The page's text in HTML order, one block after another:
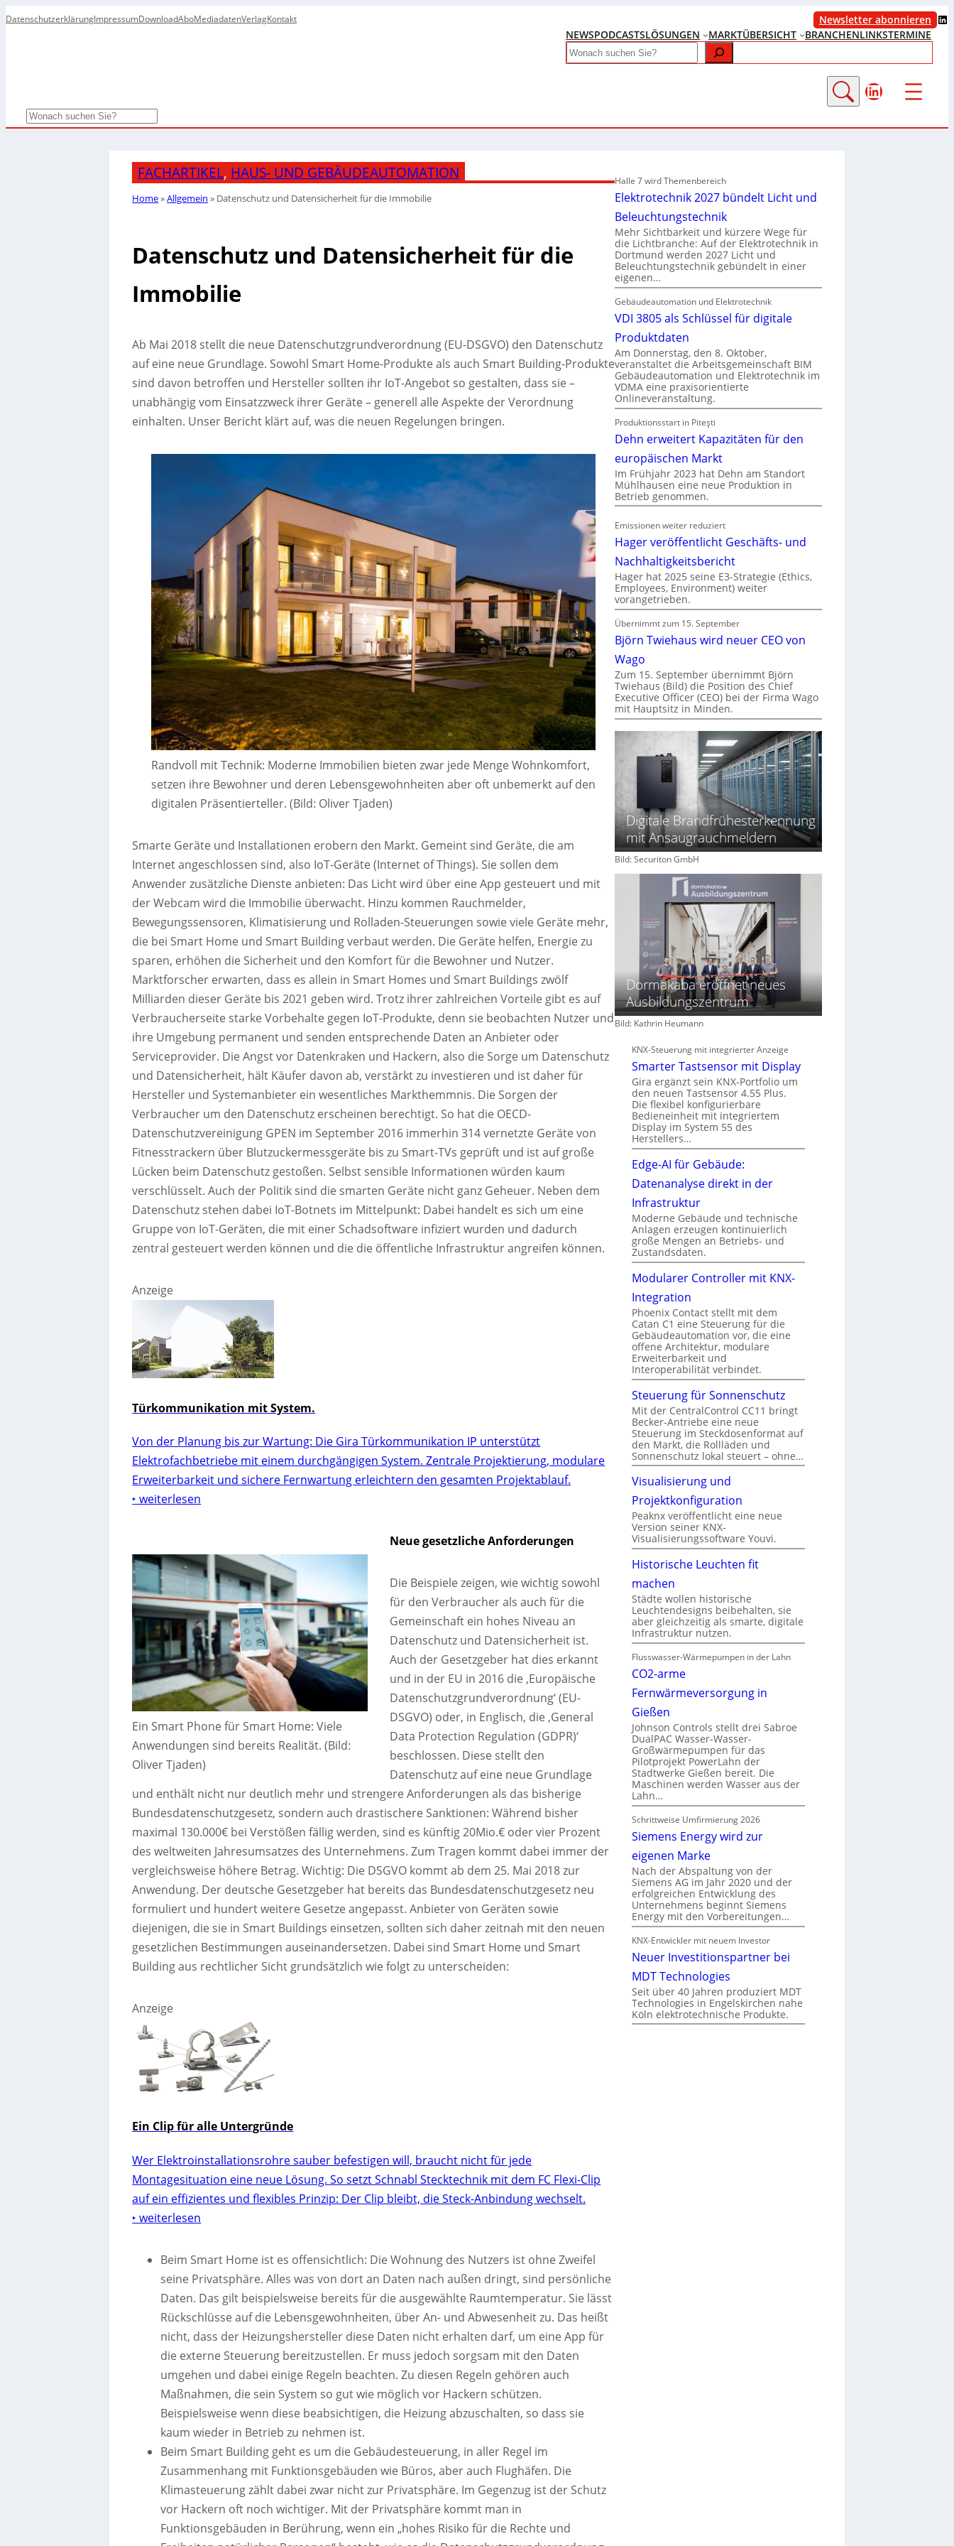
DatenschutzerklärungImpressumDownloadAboMediadatenVerlagKontakt Newsletter abonnieren LinkedIn
NEWSPODCASTSLÖSUNGEN MARKTÜBERSICHT BRANCHENLINKSTERMINE
Search
LinkedIn
Search
FACHARTIKEL, HAUS- UND GEBÄUDEAUTOMATION
Home»Allgemein » Datenschutz und Datensicherheit für die Immobilie
Datenschutz und Datensicherheit für die
Immobilie
Ab Mai 2018 stellt die neue Datenschutzgrundverordnung (EU-DSGVO) den Datenschutz
auf eine neue Grundlage. Sowohl Smart Home-Produkte als auch Smart Building-Produkte
sind davon betroffen und Hersteller sollten ihr IoT-Angebot so gestalten, dass sie –
unabhängig vom Einsatzzweck ihrer Geräte – generell alle Aspekte der Verordnung
einhalten. Unser Bericht klärt auf, was die neuen Regelungen bringen.
Randvoll mit Technik: Moderne Immobilien bieten zwar jede Menge Wohnkomfort,
setzen ihre Bewohner und deren Lebensgewohnheiten aber oft unbemerkt auf den
digitalen Präsentierteller. (Bild: Oliver Tjaden)
Smarte Geräte und Installationen erobern den Markt. Gemeint sind Geräte, die am
Internet angeschlossen sind, also IoT-Geräte (Internet of Things). Sie sollen dem
Anwender zusätzliche Dienste anbieten: Das Licht wird über eine App gesteuert und mit
der Webcam wird die Immobilie überwacht. Hinzu kommen Rauchmelder,
Bewegungssensoren, Klimatisierung und Rolladen-Steuerungen sowie viele Geräte mehr,
die bei Smart Home und Smart Building verbaut werden. Die Geräte helfen, Energie zu
sparen, erhöhen die Sicherheit und den Komfort für die Bewohner und Nutzer.
Marktforscher erwarten, dass es allein in Smart Homes und Smart Buildings zwölf
Milliarden dieser Geräte bis 2021 geben wird. Trotz ihrer zahlreichen Vorteile gibt es auf
Verbraucherseite starke Vorbehalte gegen IoT-Produkte, denn sie beobachten Nutzer und
ihre Umgebung permanent und senden entsprechende Daten an Anbieter oder
Serviceprovider. Die Angst vor Datenkraken und Hackern, also die Sorge um Datenschutz
und Datensicherheit, hält Käufer davon ab, verstärkt zu investieren und ist daher für
Hersteller und Systemanbieter ein wesentliches Markthemmnis. Die Sorgen der
Verbraucher um den Datenschutz erscheinen berechtigt. So hat die OECD-
Datenschutzvereinigung GPEN im September 2016 immerhin 314 vernetzte Geräte von
Fitnesstrackern über Blutzuckermessgeräte bis zu Smart-TVs geprüft und ist auf große
Lücken beim Datenschutz gestoßen. Selbst sensible Informationen würden kaum
verschlüsselt. Auch der Politik sind die smarten Geräte nicht ganz Geheuer. Neben dem
Datenschutz stehen dabei IoT-Botnets im Mittelpunkt: Dabei handelt es sich um eine
Gruppe von IoT-Geräten, die mit einer Schadsoftware infiziert wurden und dadurch
zentral gesteuert werden können und die die öffentliche Infrastruktur angreifen können.
Anzeige
Türkommunikation mit System.
Von der Planung bis zur Wartung: Die Gira Türkommunikation IP unterstützt
Elektrofachbetriebe mit einem durchgängigen System. Zentrale Projektierung, modulare
Erweiterbarkeit und sichere Fernwartung erleichtern den gesamten Projektablauf.
‣ weiterlesen
Ein Smart Phone für Smart Home: Viele
Anwendungen sind bereits Realität. (Bild:
Oliver Tjaden)
Neue gesetzliche Anforderungen
Die Beispiele zeigen, wie wichtig sowohl
für den Verbraucher als auch für die
Gemeinschaft ein hohes Niveau an
Datenschutz und Datensicherheit ist.
Auch der Gesetzgeber hat dies erkannt
und in der EU in 2016 die ‚Europäische
Datenschutzgrundverordnung‘ (EU-
DSGVO) oder, in Englisch, die ‚General
Data Protection Regulation (GDPR)‘
beschlossen. Diese stellt den
Datenschutz auf eine neue Grundlage
und enthält nicht nur deutlich mehr und strengere Anforderungen als das bisherige
Bundesdatenschutzgesetz, sondern auch drastischere Sanktionen: Während bisher
maximal 130.000€ bei Verstößen fällig werden, sind es künftig 20Mio.€ oder vier Prozent
des weltweiten Jahresumsatzes des Unternehmens. Zum Tragen kommt dabei immer der
vergleichsweise höhere Betrag. Wichtig: Die DSGVO kommt ab dem 25. Mai 2018 zur
Anwendung. Der deutsche Gesetzgeber hat bereits das Bundesdatenschutzgesetz neu
formuliert und hundert weitere Gesetze angepasst. Anbieter von Geräten sowie
diejenigen, die sie in Smart Buildings einsetzen, sollten sich daher zeitnah mit den neuen
gesetzlichen Bestimmungen auseinandersetzen. Dabei sind Smart Home und Smart
Building aus rechtlicher Sicht grundsätzlich wie folgt zu unterscheiden:
Anzeige
Ein Clip für alle Untergründe
Wer Elektroinstallationsrohre sauber befestigen will, braucht nicht für jede
Montagesituation eine neue Lösung. So setzt Schnabl Stecktechnik mit dem FC Flexi-Clip
auf ein effizientes und flexibles Prinzip: Der Clip bleibt, die Steck-Anbindung wechselt.
‣ weiterlesen
Beim Smart Home ist es offensichtlich: Die Wohnung des Nutzers ist ohne Zweifel
seine Privatsphäre. Alles was von dort an Daten nach außen dringt, sind persönliche
Daten. Das gilt beispielsweise bereits für die ausgewählte Raumtemperatur. Sie lässt
Rückschlüsse auf die Lebensgewohnheiten, über An- und Abwesenheit zu. Das heißt
nicht, dass der Heizungshersteller diese Daten nicht erhalten darf, um eine App für
die externe Steuerung bereitzustellen. Er muss jedoch sorgsam mit den Daten
umgehen und dabei einige Regeln beachten. Zu diesen Regeln gehören auch
Maßnahmen, die sein System so gut wie möglich vor Hackern schützen.
Beispielsweise wenn diese beabsichtigen, die Heizung abzuschalten, so dass sie
kaum wieder in Betrieb zu nehmen ist.
Beim Smart Building geht es um die Gebäudesteuerung, in aller Regel im
Zusammenhang mit Funktionsgebäuden wie Büros, aber auch Flughäfen. Die
Klimasteuerung zählt dabei zwar nicht zur Privatsphäre. Im Gegenzug ist der Schutz
vor Hackern oft noch wichtiger. Mit der Privatsphäre kommt man in
Funktionsgebäuden in Berührung, wenn ein „hohes Risiko für die Rechte und
Halle 7 wird Themenbereich
Elektrotechnik 2027 bündelt Licht und
Beleuchtungstechnik
Mehr Sichtbarkeit und kürzere Wege für
die Lichtbranche: Auf der Elektrotechnik in
Dortmund werden 2027 Licht und
Beleuchtungstechnik gebündelt in einer
eigenen…
Gebäudeautomation und Elektrotechnik
VDI 3805 als Schlüssel für digitale
Produktdaten
Am Donnerstag, den 8. Oktober,
veranstaltet die Arbeitsgemeinschaft BIM
Gebäudeautomation und Elektrotechnik im
VDMA eine praxisorientierte
Onlineveranstaltung.
Produktionsstart in Piteşti
Dehn erweitert Kapazitäten für den
europäischen Markt
Im Frühjahr 2023 hat Dehn am Standort
Mühlhausen eine neue Produktion in
Betrieb genommen.
Emissionen weiter reduziert
Hager veröffentlicht Geschäfts- und
Nachhaltigkeitsbericht
Hager hat 2025 seine E3-Strategie (Ethics,
Employees, Environment) weiter
vorangetrieben.
Übernimmt zum 15. September
Björn Twiehaus wird neuer CEO von
Wago
Zum 15. September übernimmt Björn
Twiehaus (Bild) die Position des Chief
Executive Officer (CEO) bei der Firma Wago
mit Hauptsitz in Minden.
Digitale Brandfrühesterkennung
mit Ansaugrauchmeldern
Bild: Securiton GmbH
Dormakaba eröffnet neues
Ausbildungszentrum
Bild: Kathrin Heumann
KNX-Steuerung mit integrierter Anzeige
Smarter Tastsensor mit Display
Gira ergänzt sein KNX-Portfolio um
den neuen Tastsensor 4.55 Plus.
Die flexibel konfigurierbare
Bedieneinheit mit integriertem
Display im System 55 des
Herstellers…
Edge-AI für Gebäude:
Datenanalyse direkt in der
Infrastruktur
Moderne Gebäude und technische
Anlagen erzeugen kontinuierlich
große Mengen an Betriebs- und
Zustandsdaten.
Modularer Controller mit KNX-
Integration
Phoenix Contact stellt mit dem
Catan C1 eine Steuerung für die
Gebäudeautomation vor, die eine
offene Architektur, modulare
Erweiterbarkeit und
Interoperabilität verbindet.
Steuerung für Sonnenschutz
Mit der CentralControl CC11 bringt
Becker-Antriebe eine neue
Steuerung im Steckdosenformat auf
den Markt, die Rollläden und
Sonnenschutz lokal steuert – ohne…
Visualisierung und
Projektkonfiguration
Peaknx veröffentlicht eine neue
Version seiner KNX-
Visualisierungssoftware Youvi.
Historische Leuchten fit
machen
Städte wollen historische
Leuchtendesigns beibehalten, sie
aber gleichzeitig als smarte, digitale
Infrastruktur nutzen.
Flusswasser-Wärmepumpen in der Lahn
CO2-arme
Fernwärmeversorgung in
Gießen
Johnson Controls stellt drei Sabroe
DualPAC Wasser-Wasser-
Großwärmepumpen für das
Pilotprojekt PowerLahn der
Stadtwerke Gießen bereit. Die
Maschinen werden Wasser aus der
Lahn…
Schrittweise Umfirmierung 2026
Siemens Energy wird zur
eigenen Marke
Nach der Abspaltung von der
Siemens AG im Jahr 2020 und der
erfolgreichen Entwicklung des
Unternehmens beginnt Siemens
Energy mit den Vorbereitungen…
KNX-Entwickler mit neuem Investor
Neuer Investitionspartner bei
MDT Technologies
Seit über 40 Jahren produziert MDT
Technologies in Engelskirchen nahe
Köln elektrotechnische Produkte.